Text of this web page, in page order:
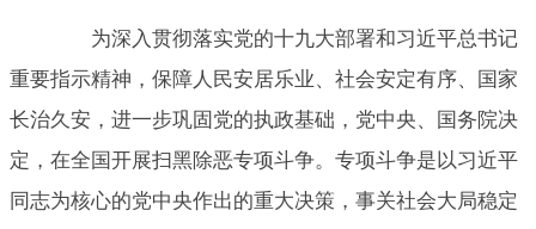
为深入贯彻落实党的十九大部署和习近平总书记
重要指示精神，保障人民安居乐业、社会安定有序、国家
长治久安，进一步巩固党的执政基础，党中央、国务院决
定，在全国开展扫黑除恶专项斗争。专项斗争是以习近平
同志为核心的党中央作出的重大决策，事关社会大局稳定